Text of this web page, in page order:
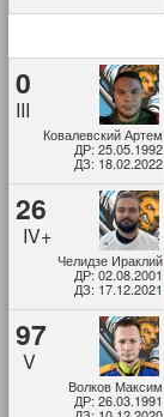
0
III
Ковалевский Артем
ДР: 25.05.1992
ДЗ: 18.02.2022
26
IV+
Челидзе Ираклий
ДР: 02.08.2001
ДЗ: 17.12.2021
97
V
Волков Максим
ДР: 26.03.1991